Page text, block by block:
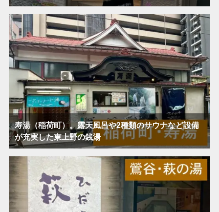
寿湯（稲荷町）。露天風呂や2種類のサウナなど設備
が充実した東上野の銭湯